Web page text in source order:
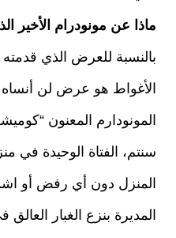
ماذا عن مونودرام الأخير
بالنسبة للعرض الذي قدمته
الأغواط هو عرض لن
المونودارم المعنون
سنتم، الفتاة الوحيدة في
المنزل دون أي رفض أو
المديرة بنزع الغبار